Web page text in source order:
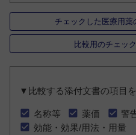
チェックした医療用薬
比較用のチェッ
▼比較する添付文書の項目を
名称等 薬価 警
効能・効果/用法・用量